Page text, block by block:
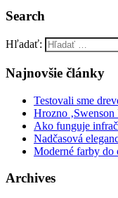
Search
Hľadať:
Najnovšie články
Testovali sme
Hrozno
Ako funguje
Nadčasová
Moderné farby do
Archives